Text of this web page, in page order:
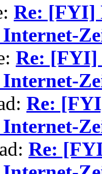
Re: [FYI]
Re: [FYI]
Re:
Re: